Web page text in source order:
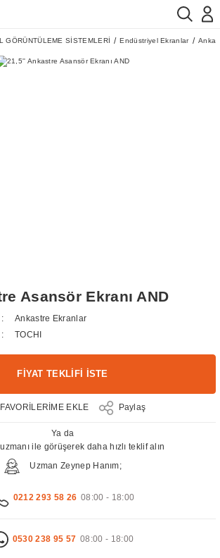
GÖRÜNTÜLEME SİSTEMLERİ Endüstriyel Ekranlar
Asansör Ekranı AND
Ankastre Ekranlar
TOCHI
FİYAT TEKLİFİ İSTE
Paylaş
Ya da
ile görüşerek daha hızlı teklif alın
Uzman Zeynep Hanım;
0212 293 58 26 08:00 - 18:00
0530 238 95 57 08:00 - 18:00